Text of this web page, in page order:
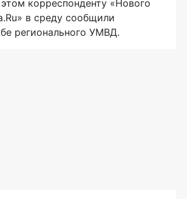
корреспонденту «Нового
в среду сообщили
регионального УМВД.